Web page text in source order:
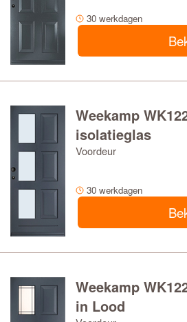
30 werkdagen
Weekamp
isolatieglas
Voordeur
30 werkdagen
Weekamp
in Lood